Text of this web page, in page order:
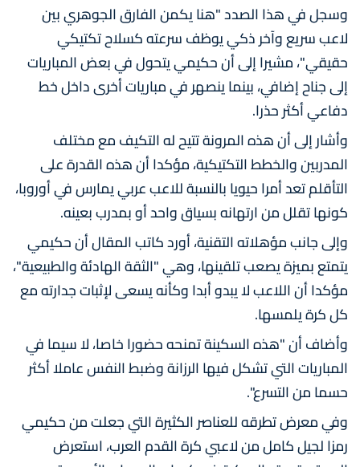
وسجل في هذا الصدد "هنا يكمن الفارق الجوهري بين
لاعب سريع وآخر ذكي يوظف سرعته كسلاح تكتيكي
حقيقي"، مشيرا إلى أن حكيمي يتحول في بعض المباريات
إلى جناح إضافي، بينما ينصهر في مباريات أخرى داخل خط
دفاعي أكثر حذرا.
وأشار إلى أن هذه المرونة تتيح له التكيف مع مختلف
المدربين والخطط التكتيكية، مؤكدا أن هذه القدرة على
التأقلم تعد أمرا حيويا بالنسبة للاعب عربي يمارس في أوروبا،
كونها تقلل من ارتهانه بسياق واحد أو بمدرب بعينه.
وإلى جانب مؤهلاته التقنية، أورد كاتب المقال أن حكيمي
يتمتع بميزة يصعب تلقينها، وهي "الثقة الهادئة والطبيعية"،
مؤكدا أن اللاعب لا يبدو أبدا وكأنه يسعى لإثبات جدارته مع
كل كرة يلمسها.
وأضاف أن "هذه السكينة تمنحه حضورا خاصا، لا سيما في
المباريات التي تشكل فيها الرزانة وضبط النفس عاملا أكثر
حسما من التسرع".
وفي معرض تطرقه للعناصر الكثيرة التي جعلت من حكيمي
رمزا لجيل كامل من لاعبي كرة القدم العرب، استعرض